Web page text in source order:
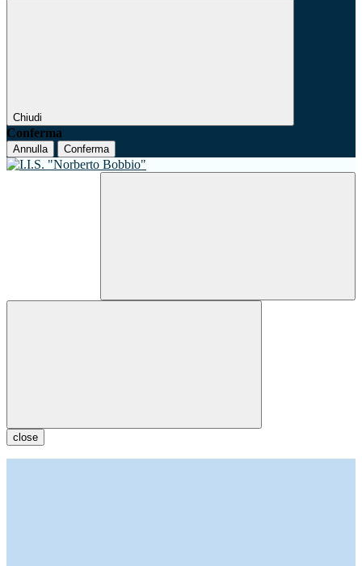
Chiudi
Conferma
Annulla Conferma
close